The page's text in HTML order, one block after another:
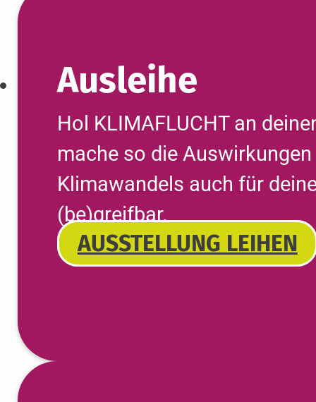
Ausleihe
Hol KLIMAFLUCHT an
mache so die
Klimawandels auch für
(be)greifbar.
AUSSTELLUNG LEIHEN